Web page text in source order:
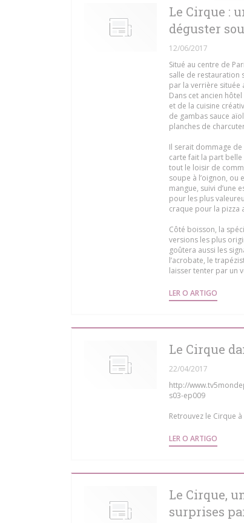
Le Cirque :
déguster
12/06/2017
Situé au centre de
salle de restauration
par la verrière située
Dans cet ancien
et de la cuisine
de gambas sauce
planches de
Il serait dommage
carte fait la part belle
tout le loisir de
soupe à l’oignon, ou
mangue, suivi d’une
pour les plus
craque pour la pizza
Côté boisson, la
versions les plus
goûtera aussi les
l’acrobate, le
laisser tenter par un
LER O ARTIGO
Le Cirque
22/04/2017
http://
s03-ep009
Retrouvez le Cirque
LER O ARTIGO
Le Cirque,
surprises